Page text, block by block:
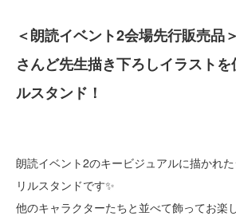
＜朗読イベント2会場先行販売品＞
さんど先生描き下ろしイラストを
ルスタンド！
朗読イベント2のキービジュアルに描かれ
リルスタンドです✨
他のキャラクターたちと並べて飾ってお楽